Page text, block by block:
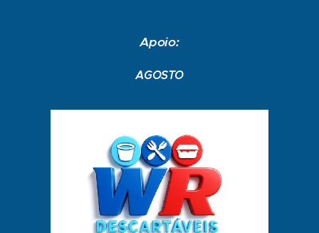
Apoio:
AGOSTO